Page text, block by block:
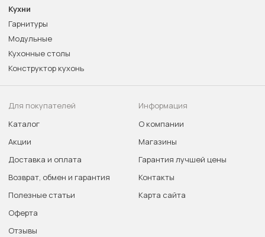
Кухни
Гарнитуры
Модульные
Кухонные столы
Конструктор кухонь
Для покупателей
Каталог
Акции
Доставка и оплата
Возврат, обмен и гарантия
Полезные статьи
Оферта
Отзывы
Информация
О компании
Магазины
Гарантия лучшей цены
Контакты
Карта сайта